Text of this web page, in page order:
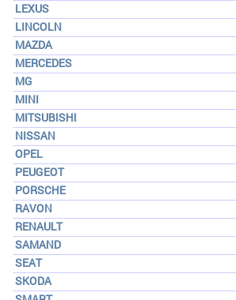
LEXUS
LINCOLN
MAZDA
MERCEDES
MG
MINI
MITSUBISHI
NISSAN
OPEL
PEUGEOT
PORSCHE
RAVON
RENAULT
SAMAND
SEAT
SKODA